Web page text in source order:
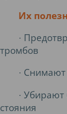
Их
·
тромбов
· Снимают
· Убирают
стояния